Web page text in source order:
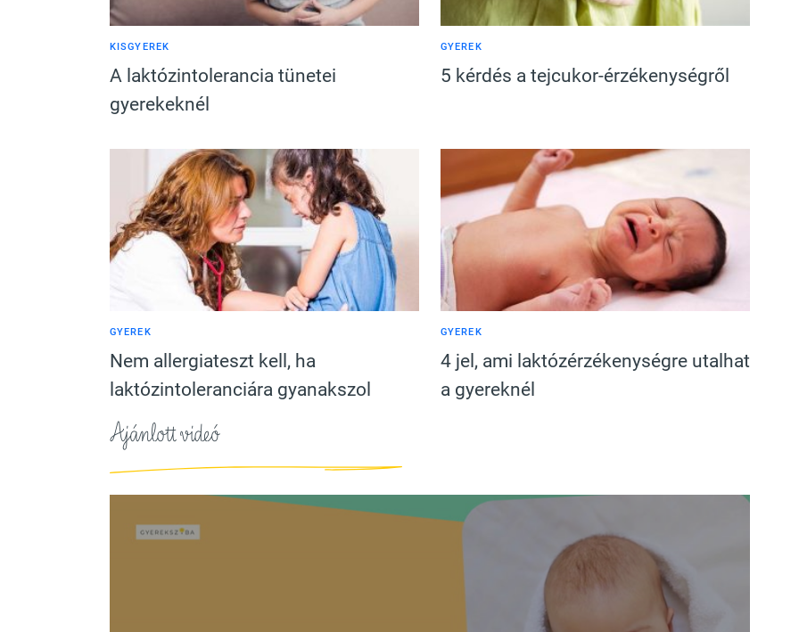
KISGYEREK
A laktózintolerancia tünetei
gyerekeknél
GYEREK
5 kérdés a tejcukor-érzékenységről
GYEREK
Nem allergiateszt kell, ha
laktózintoleranciára gyanakszol
GYEREK
4 jel, ami laktózérzékenységre utalhat
a gyereknél
Ajánlott videó